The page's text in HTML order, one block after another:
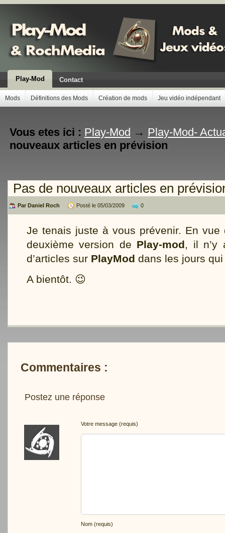
Play-Mod Contact
Mods Définitions des Mods Création de mods Jeu vidéo indépendant
Vous etes ici : Play-Mod → Play-Mod-
nouveaux articles en prévision
Pas de nouveaux articles en
Par Daniel Roch Posté le 05/03/2009 0
Je tenais juste à vous prévenir. En
deuxième version de Play-mod, il n’y
d’articles sur PlayMod dans les jours
A bientôt. 😉
Commentaires :
Postez une réponse
Votre message (requis)
Nom (requis)